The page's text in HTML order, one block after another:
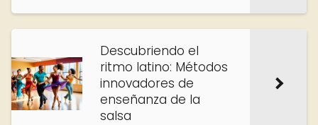
Descubriendo el
ritmo latino: Métodos
innovadores de
enseñanza de la
salsa